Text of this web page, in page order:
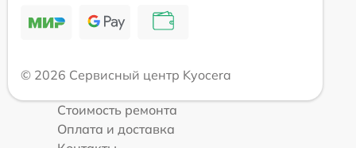
© 2026 Сервисный центр Kyocera
Стоимость ремонта
Оплата и доставка